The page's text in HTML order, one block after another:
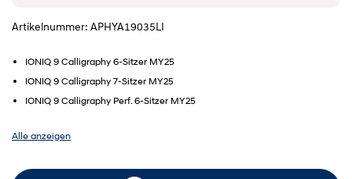
Artikelnummer: APHYA19035LI
IONIQ 9 Calligraphy 6-Sitzer MY25
IONIQ 9 Calligraphy 7-Sitzer MY25
IONIQ 9 Calligraphy Perf. 6-Sitzer MY25
Alle anzeigen